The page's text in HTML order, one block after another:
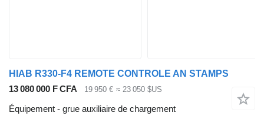
HIAB R330-F4 REMOTE CONTROLE AN STAMPS
13 080 000 F CFA
19 950 € ≈ 23 050 $US
Équipement - grue auxiliaire de chargement